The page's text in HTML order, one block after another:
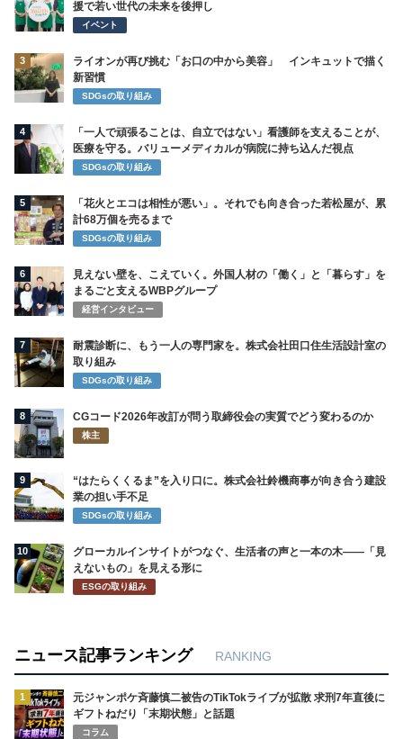
援で若い世代の未来を後押し
イベント
3
ライオンが再び挑む「お口の中から美容」 インキュットで描く
新習慣
SDGsの取り組み
4
「一人で頑張ることは、自立ではない」看護師を支えることが、
医療を守る。バリューメディカルが病院に持ち込んだ視点
SDGsの取り組み
5
「花火とエコは相性が悪い」。それでも向き合った若松屋が、累
計68万個を売るまで
SDGsの取り組み
6
見えない壁を、こえていく。外国人材の「働く」と「暮らす」を
まるごと支えるWBPグループ
経営インタビュー
7
耐震診断に、もう一人の専門家を。株式会社田口住生活設計室の
取り組み
SDGsの取り組み
8 CGコード2026年改訂が問う取締役会の実質でどう変わるのか
株主
9
“はたらくくるま”を入り口に。株式会社鈴機商事が向き合う建設
業の担い手不足
SDGsの取り組み
10
グローカルインサイトがつなぐ、生活者の声と一本の木――「見
えないもの」を見える形に
ESGの取り組み
ニュース記事ランキング RANKING
1
元ジャンポケ斉藤慎二被告のTikTokライブが拡散 求刑7年直後に
ギフトねだり「末期状態」と話題
コラム